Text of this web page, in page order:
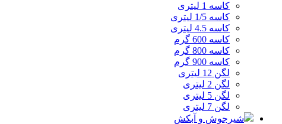
کاسه 1 لیتری
کاسه 1/5 لیتری
کاسه 4.5 لیتری
کاسه 600 گرم
کاسه 800 گرم
کاسه 900 گرم
لگن 12 لیتری
لگن 2 لیتری
لگن 5 لیتری
لگن 7 لیتری
شیرجوش و آبکش